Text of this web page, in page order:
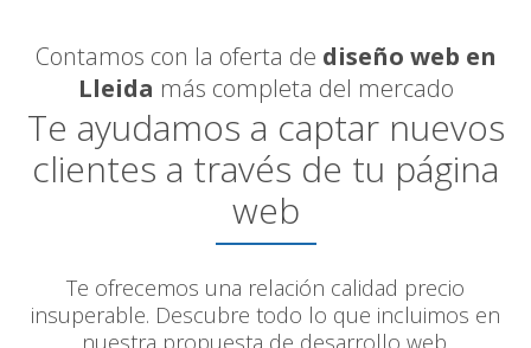
Contamos con la oferta de diseño web en
Lleida más completa del mercado
Te ayudamos a captar nuevos
clientes a través de tu página
web
Te ofrecemos una relación calidad precio
insuperable. Descubre todo lo que incluimos en